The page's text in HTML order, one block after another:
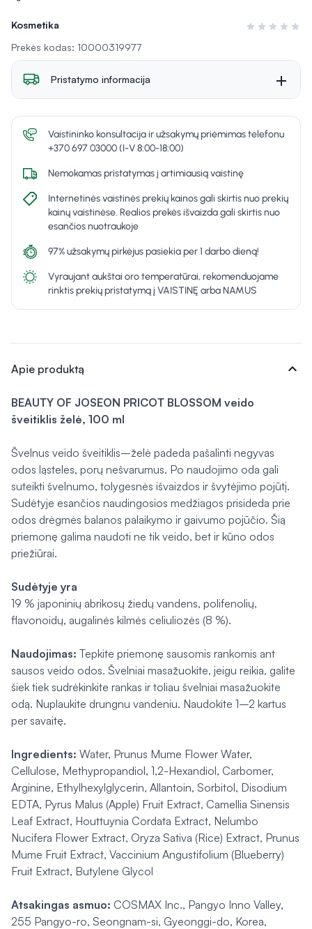
Kosmetika
Įvertinimas 0
Prekės kodas: 10000319977
Pristatymo informacija
Vaistininko konsultacija ir užsakymų priėmimas telefonu
+370 697 03000 (I-V 8:00-18:00)
Nemokamas pristatymas į artimiausią vaistinę
Internetinės vaistinės prekių kainos gali skirtis nuo prekių
kainų vaistinėse. Realios prekės išvaizda gali skirtis nuo
esančios nuotraukoje
97% užsakymų pirkėjus pasiekia per 1 darbo dieną!
Vyraujant aukštai oro temperatūrai, rekomenduojame
rinktis prekių pristatymą į VAISTINĘ arba NAMUS
Apie produktą expand_more
BEAUTY OF JOSEON PRICOT BLOSSOM veido
šveitiklis želė, 100 ml
Švelnus veido šveitiklis–želė padeda pašalinti negyvas
odos ląsteles, porų nešvarumus. Po naudojimo oda gali
suteikti švelnumo, tolygesnės išvaizdos ir švytėjimo pojūtį.
Sudėtyje esančios naudingosios medžiagos prisideda prie
odos drėgmės balanos palaikymo ir gaivumo pojūčio. Šią
priemonę galima naudoti ne tik veido, bet ir kūno odos
priežiūrai.
Sudėtyje yra
19 % japoninių abrikosų žiedų vandens, polifenolių,
flavonoidų, augalinės kilmės celiuliozės (8 %).
Naudojimas: Tepkite priemonę sausomis rankomis ant
sausos veido odos. Švelniai masažuokite, jeigu reikia, galite
šiek tiek sudrėkinkite rankas ir toliau švelniai masažuokite
odą. Nuplaukite drungnu vandeniu. Naudokite 1–2 kartus
per savaitę.
Ingredients: Water, Prunus Mume Flower Water,
Cellulose, Methypropandiol, 1,2-Hexandiol, Carbomer,
Arginine, Ethylhexylglycerin, Allantoin, Sorbitol, Disodium
EDTA, Pyrus Malus (Apple) Fruit Extract, Camellia Sinensis
Leaf Extract, Houttuynia Cordata Extract, Nelumbo
Nucifera Flower Extract, Oryza Sativa (Rice) Extract, Prunus
Mume Fruit Extract, Vaccinium Angustifolium (Blueberry)
Fruit Extract, Butylene Glycol
Atsakingas asmuo: COSMAX Inc., Pangyo Inno Valley,
255 Pangyo-ro, Seongnam-si, Gyeonggi-do, Korea,